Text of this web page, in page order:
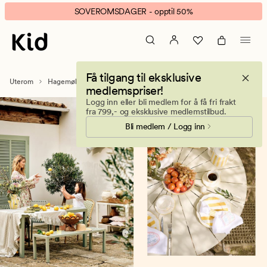
Hagebord
og
utebord
balkong
hage
banner.
Klikk
ESCAPE
pause.
SOVEROMSDAGER - opptil 50%
Få tilgang til eksklusive
medlemspriser!
Logg inn eller bli medlem for å få fri frakt
fra 799,- og eksklusive medlemstilbud.
Bli medlem / Logg inn
Uterom Hagemøbler Hagebord